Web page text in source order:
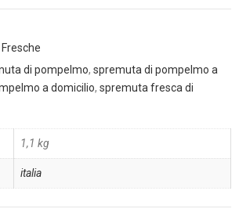
di pompelmo, spremuta di pompelmo a
a domicilio, spremuta fresca di
1,1 kg
italia